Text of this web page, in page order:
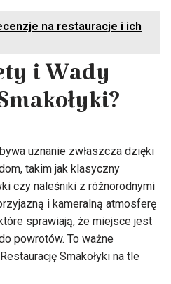
na restauracje i ich
i Wady
uznanie zwłaszcza dzięki
takim jak klasyczny
czy naleśniki z różnorodnymi
i kameralną atmosferę
sprawiają, że miejsce jest
powrotów. To ważne
Smakołyki na tle